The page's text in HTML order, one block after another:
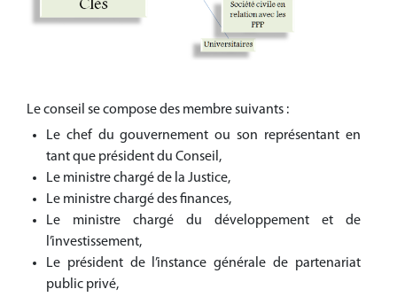
Le conseil se compose des membre suivants :
Le chef du gouvernement ou son représentant en
tant que président du Conseil,
Le ministre chargé de la Justice,
Le ministre chargé des finances,
Le ministre chargé du développement et de
l’investissement,
Le président de l’instance générale de partenariat
public privé,